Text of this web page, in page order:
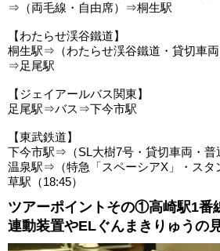
⇒（両毛線・自由席）⇒桐生駅
【わたらせ渓谷鐵道】
桐生駅⇒（わたらせ渓谷鐵道・貸切車両
⇒足尾駅
【ジェイアールバス関東】
足尾駅⇒バス⇒下今市駅
【東武鉄道】
下今市駅⇒（SL大樹7号・貸切車両・普
温泉駅⇒（特急「スペーシアX」・ス
草駅（18:45）
ツアーポイントその①高崎駅1番
連動装置やELぐんまきりゅうの